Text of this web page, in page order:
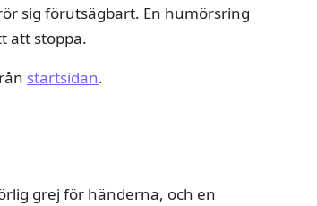
sig förutsägbart. En humörsring
att stoppa.
startsidan.
grej för händerna, och en